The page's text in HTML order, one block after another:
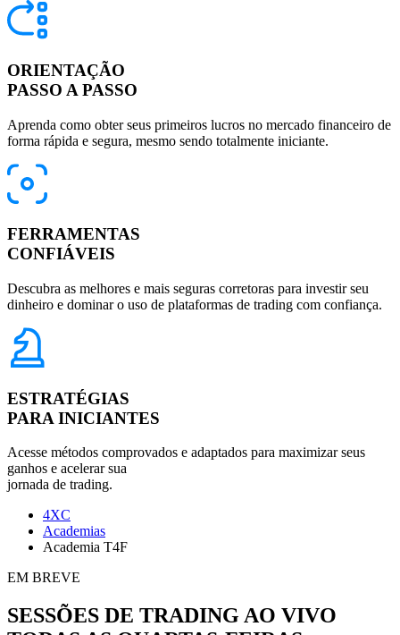
ORIENTAÇÃO
PASSO A PASSO
Aprenda como obter seus primeiros lucros no mercado financeiro de
forma rápida e segura, mesmo sendo totalmente iniciante.
FERRAMENTAS
CONFIÁVEIS
Descubra as melhores e mais seguras corretoras para investir seu
dinheiro e dominar o uso de plataformas de trading com confiança.
ESTRATÉGIAS
PARA INICIANTES
Acesse métodos comprovados e adaptados para maximizar seus
ganhos e acelerar sua
jornada de trading.
4XC
Academias
Academia T4F
EM BREVE
SESSÕES DE TRADING AO VIVO